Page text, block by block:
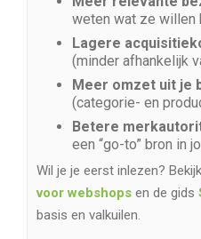
weten wat ze willen
Lagere
(minder afhankelijk
Meer omzet uit je
(categorie- en
Betere
een “go-to” bron in
Wil je je eerst inlezen?
voor webshops en de gids
basis en valkuilen.